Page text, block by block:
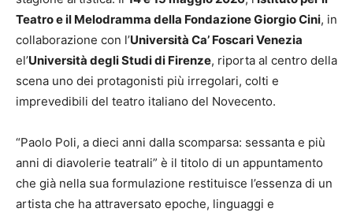
Teatro e il Melodramma della Fondazione Giorgio Cini, in
collaborazione con l’Università Ca’ Foscari Venezia
el’Università degli Studi di Firenze, riporta al centro della
scena uno dei protagonisti più irregolari, colti e
imprevedibili del teatro italiano del Novecento.
“Paolo Poli, a dieci anni dalla scomparsa: sessanta e più
anni di diavolerie teatrali” è il titolo di un appuntamento
che già nella sua formulazione restituisce l’essenza di un
artista che ha attraversato epoche, linguaggi e